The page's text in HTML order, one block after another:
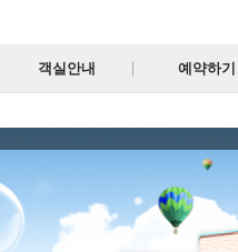
객실안내 예약하기